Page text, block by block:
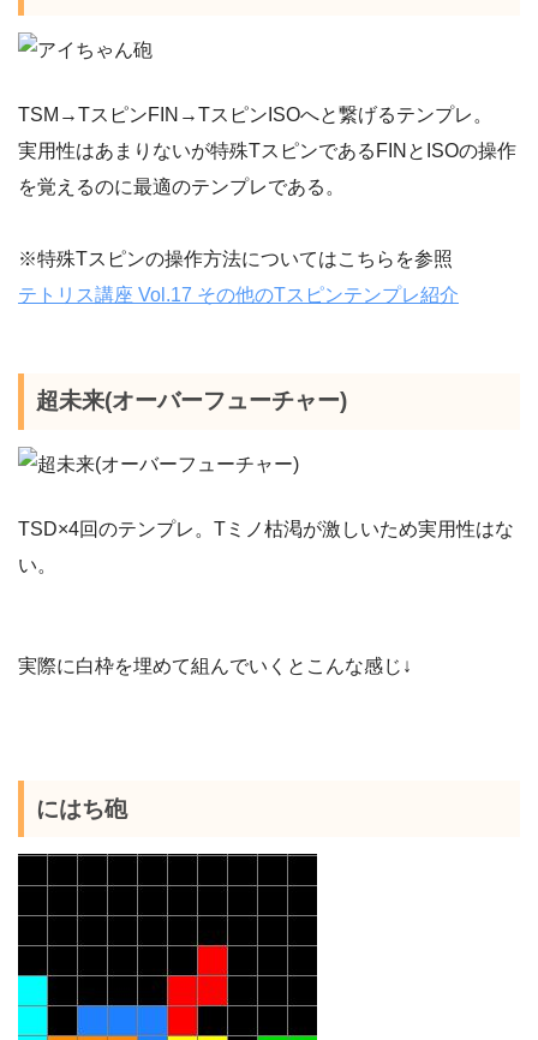
TSM→TスピンFIN→TスピンISOへと繋げるテンプレ。
実用性はあまりないが特殊TスピンであるFINとISOの操作
を覚えるのに最適のテンプレである。
※特殊Tスピンの操作方法についてはこちらを参照
テトリス講座 Vol.17 その他のTスピンテンプレ紹介
超未来(オーバーフューチャー)
TSD×4回のテンプレ。Tミノ枯渇が激しいため実用性はな
い。
実際に白枠を埋めて組んでいくとこんな感じ↓
にはち砲